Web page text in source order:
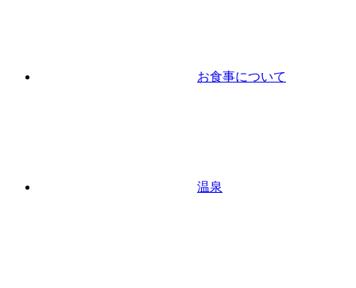
お食事について
温泉